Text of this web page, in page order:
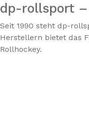
dp-rollsport
Seit 1990 steht dp-
Herstellern bietet das
Rollhockey.